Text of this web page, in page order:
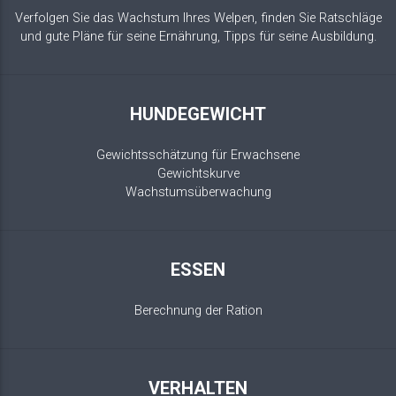
Verfolgen Sie das Wachstum Ihres Welpen, finden Sie Ratschläge
und gute Pläne für seine Ernährung, Tipps für seine Ausbildung.
HUNDEGEWICHT
Gewichtsschätzung für Erwachsene
Gewichtskurve
Wachstumsüberwachung
ESSEN
Berechnung der Ration
VERHALTEN